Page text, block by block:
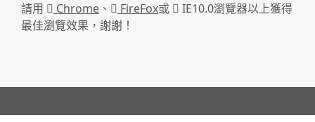
請用
Chrome 、 FireFox或
IE10.0瀏覽器以上獲得
最佳瀏覽效果，謝謝！